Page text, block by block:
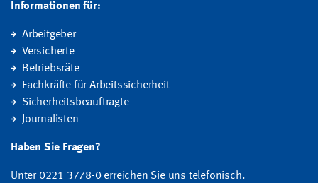
Informationen für:
Arbeitgeber
Versicherte
Betriebsräte
Fachkräfte für Arbeitssicherheit
Sicherheitsbeauftragte
Journalisten
Haben Sie Fragen?
Unter 0221 3778-0 erreichen Sie uns telefonisch.